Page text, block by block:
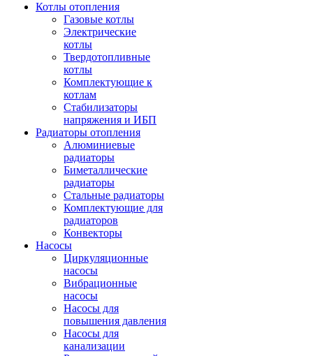
Котлы отопления
Газовые котлы
Электрические
котлы
Твердотопливные
котлы
Комплектующие к
котлам
Стабилизаторы
напряжения и ИБП
Радиаторы отопления
Алюминиевые
радиаторы
Биметаллические
радиаторы
Стальные радиаторы
Комплектующие для
радиаторов
Конвекторы
Насосы
Циркуляционные
насосы
Вибрационные
насосы
Насосы для
повышения давления
Насосы для
канализации